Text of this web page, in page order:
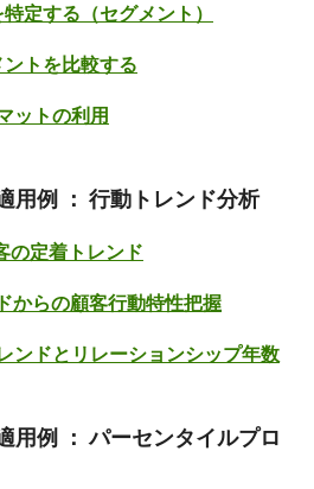
定する（セグメント）
トを比較する
ットの利用
用例 ： 行動トレンド分析
定着トレンド
らの顧客行動特性把握
ドとリレーションシップ年数
用例 ： パーセンタイルプロ